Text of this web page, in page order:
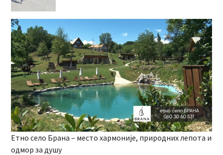
Етно село Брана – место хармоније, природних лепота и
одмор за душу